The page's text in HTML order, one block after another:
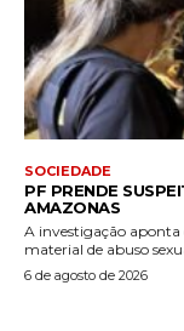
SOCIEDADE
PF PRENDE
AMAZONAS
A investigação
material de abuso
6 de agosto de 2026